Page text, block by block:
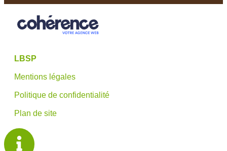
LBSP
Mentions légales
Politique de confidentialité
Plan de site